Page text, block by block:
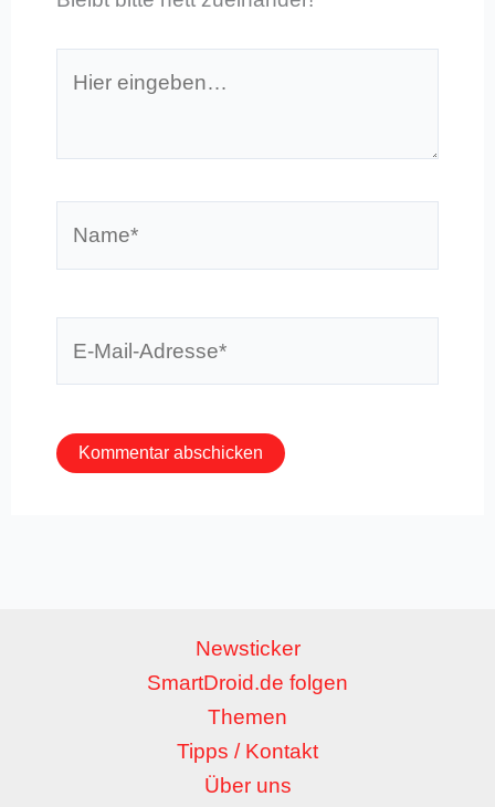
eingeben…
Newsticker
SmartDroid.de folgen
Themen
Tipps / Kontakt
Über uns